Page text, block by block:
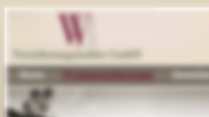
Home